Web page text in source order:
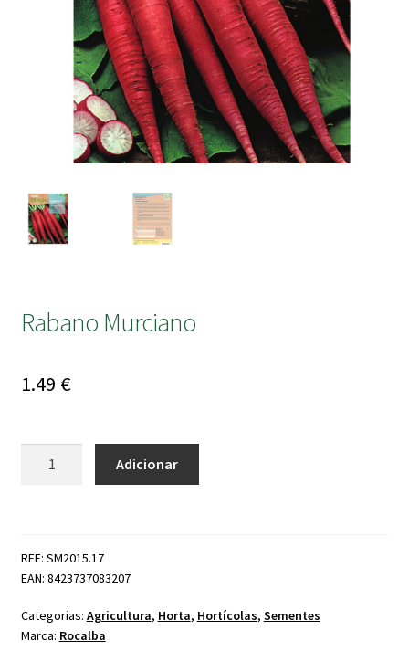
Rabano Murciano
1.49 €
Adicionar
REF: SM2015.17
EAN: 8423737083207
Categorias: Agricultura, Horta, Hortícolas, Sementes
Marca: Rocalba